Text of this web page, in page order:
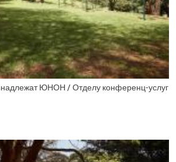
ЮНОН / Отделу конференц-услуг